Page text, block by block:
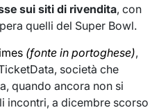
sui siti di rivendita, con
quelli del Super Bowl.
(fonte in portoghese),
società che
quando ancora non si
incontri, a dicembre scorso